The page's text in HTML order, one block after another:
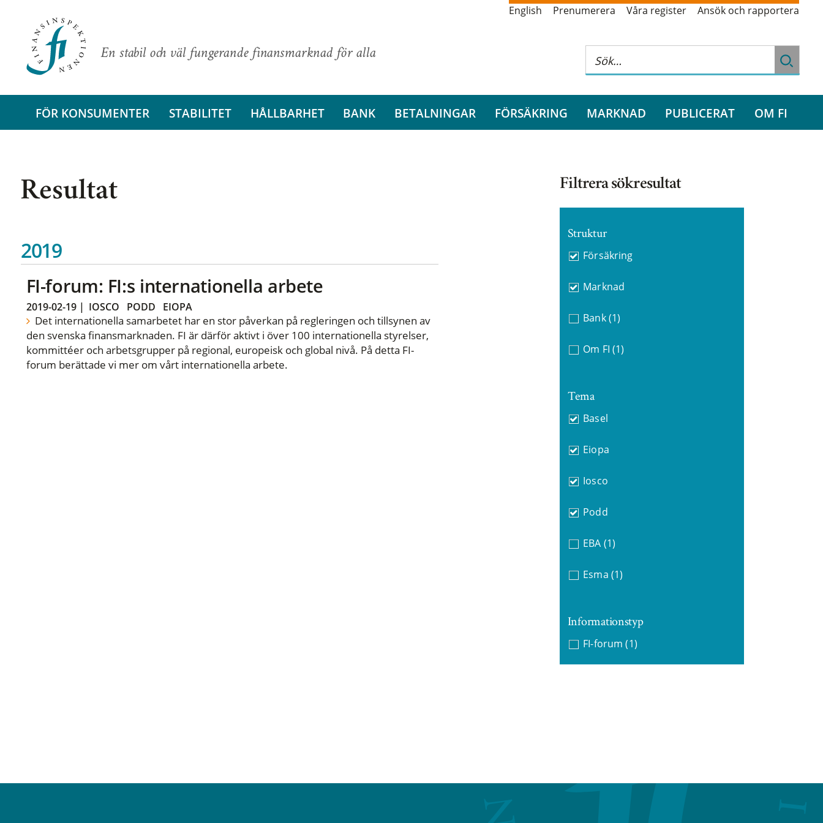
En stabil och väl fungerande finansmarknad för alla
English Prenumerera Våra register Ansök och rapportera
FÖR KONSUMENTER STABILITET HÅLLBARHET BANK BETALNINGAR FÖRSÄKRING MARKNAD PUBLICERAT OM FI
Resultat
2019
FI-forum: FI:s internationella arbete
2019-02-19| IOSCO PODD EIOPA
Det internationella samarbetet har en stor påverkan på regleringen och tillsynen av
den svenska finansmarknaden. FI är därför aktivt i över 100 internationella styrelser,
kommittéer och arbetsgrupper på regional, europeisk och global nivå. På detta FI-
forum berättade vi mer om vårt internationella arbete.
Filtrera sökresultat
Struktur
Försäkring
Marknad
Bank (1)
Om FI (1)
Tema
Basel
Eiopa
Iosco
Podd
EBA (1)
Esma (1)
Informationstyp
FI-forum (1)